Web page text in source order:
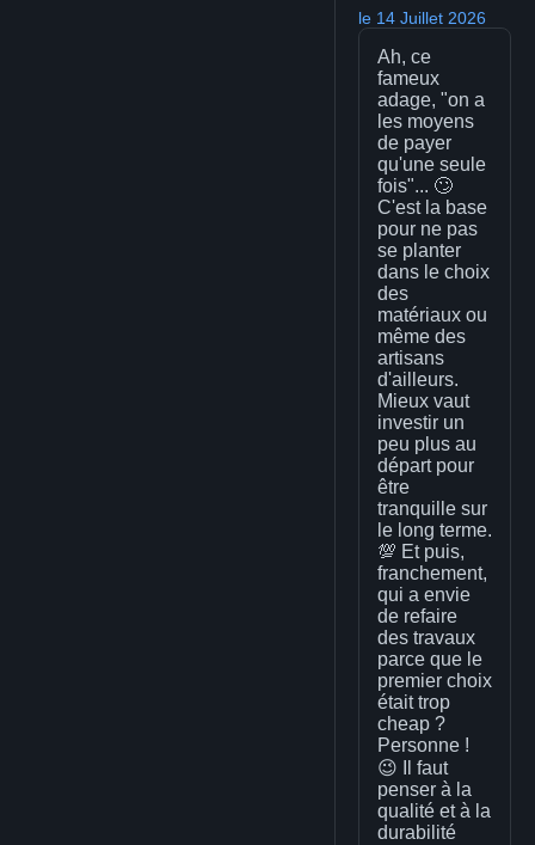
le 14 Juillet 2026
Ah, ce
fameux
adage, "on a
les moyens
de payer
qu'une seule
fois"... 🙄
C'est la base
pour ne pas
se planter
dans le choix
des
matériaux ou
même des
artisans
d'ailleurs.
Mieux vaut
investir un
peu plus au
départ pour
être
tranquille sur
le long terme.
💯 Et puis,
franchement,
qui a envie
de refaire
des travaux
parce que le
premier choix
était trop
cheap ?
Personne !
😉 Il faut
penser à la
qualité et à la
durabilité